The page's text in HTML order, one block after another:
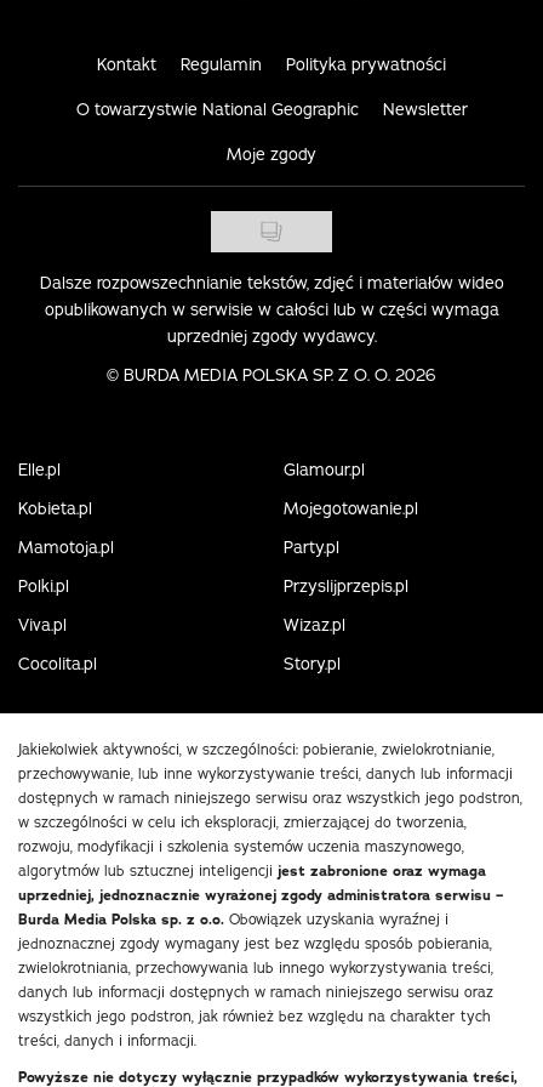
Kontakt Regulamin Polityka prywatności
O towarzystwie National Geographic Newsletter
Moje zgody
Dalsze rozpowszechnianie tekstów, zdjęć i materiałów wideo
opublikowanych w serwisie w całości lub w części wymaga
uprzedniej zgody wydawcy.
© BURDA MEDIA POLSKA SP. Z O. O. 2026
Elle.pl
Glamour.pl
Kobieta.pl
Mojegotowanie.pl
Mamotoja.pl
Party.pl
Polki.pl
Przyslijprzepis.pl
Viva.pl
Wizaz.pl
Cocolita.pl
Story.pl
Jakiekolwiek aktywności, w szczególności: pobieranie, zwielokrotnianie,
przechowywanie, lub inne wykorzystywanie treści, danych lub informacji
dostępnych w ramach niniejszego serwisu oraz wszystkich jego podstron,
w szczególności w celu ich eksploracji, zmierzającej do tworzenia,
rozwoju, modyfikacji i szkolenia systemów uczenia maszynowego,
algorytmów lub sztucznej inteligencji jest zabronione oraz wymaga
uprzedniej, jednoznacznie wyrażonej zgody administratora serwisu –
Burda Media Polska sp. z o.o. Obowiązek uzyskania wyraźnej i
jednoznacznej zgody wymagany jest bez względu sposób pobierania,
zwielokrotniania, przechowywania lub innego wykorzystywania treści,
danych lub informacji dostępnych w ramach niniejszego serwisu oraz
wszystkich jego podstron, jak również bez względu na charakter tych
treści, danych i informacji.
Powyższe nie dotyczy wyłącznie przypadków wykorzystywania treści,